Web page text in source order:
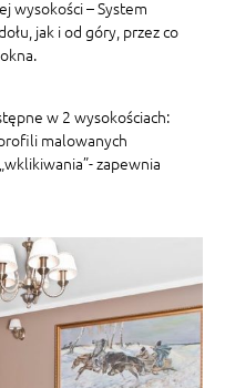
wysokości – System
jak i od góry, przez co
w 2 wysokościach:
malowanych
zapewnia